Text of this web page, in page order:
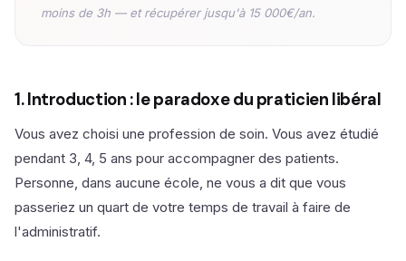
moins de 3h — et récupérer jusqu'à 15 000€/an.
1. Introduction : le paradoxe du praticien libéral
Vous avez choisi une profession de soin. Vous avez étudié
pendant 3, 4, 5 ans pour accompagner des patients.
Personne, dans aucune école, ne vous a dit que vous
passeriez un quart de votre temps de travail à faire de
l'administratif.